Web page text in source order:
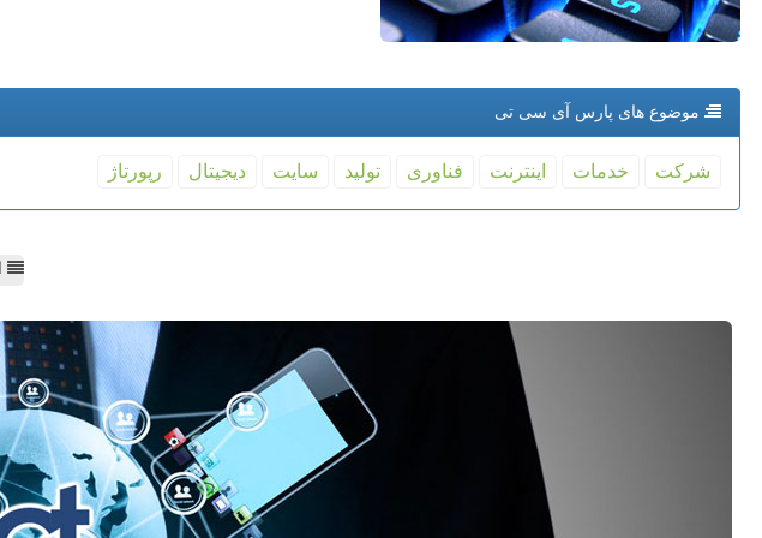
موضوع های پارس آی سی تی
شركت خدمات اینترنت فناوری تولید سایت دیجیتال رپورتاژ